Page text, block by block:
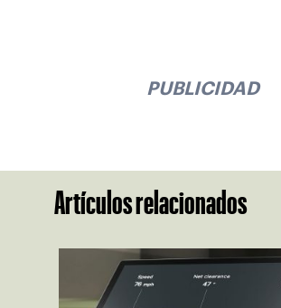
PUBLICIDAD
Artículos relacionados